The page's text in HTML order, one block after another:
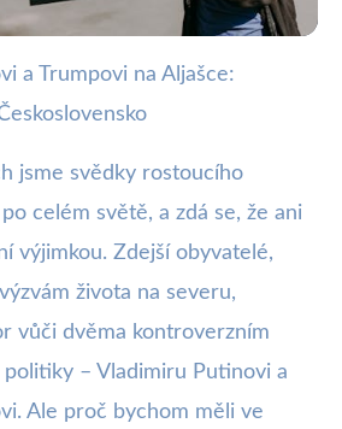
proti Putinovi a
na
a Trumpovi na Aljašce:
jsme svědky rostoucího
celém světě, a zdá se, že ani
výjimkou. Zdejší obyvatelé,
života na severu,
vůči dvěma kontroverzním
– Vladimiru Putinovi a
Ale proč bychom měli ve